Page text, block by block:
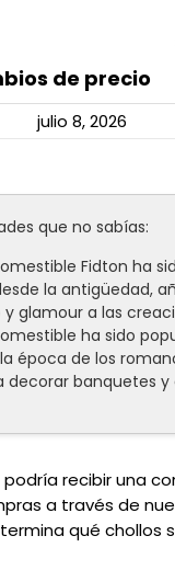
de precio
julio 8, 2026
que no sabías:
Fidton ha
la antigüedad,
glamour a las
ha sido
época de los
decorar banquetes y
podría recibir una
a través de
qué chollos